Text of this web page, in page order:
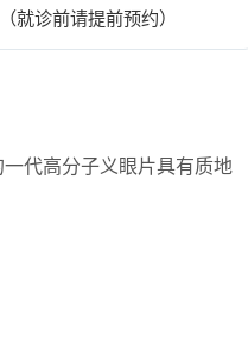
就诊前请提前预约）
代高分子义眼片具有质地